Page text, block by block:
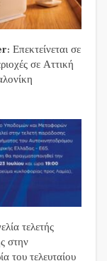
σε
σε Αττική
τελετής
στην
του τελευταίου